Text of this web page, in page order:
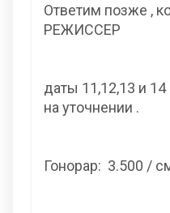
Ответим позже ,
РЕЖИССЕР
даты 11,12,13 и
на уточнении .
Гонорар: 3.500 /